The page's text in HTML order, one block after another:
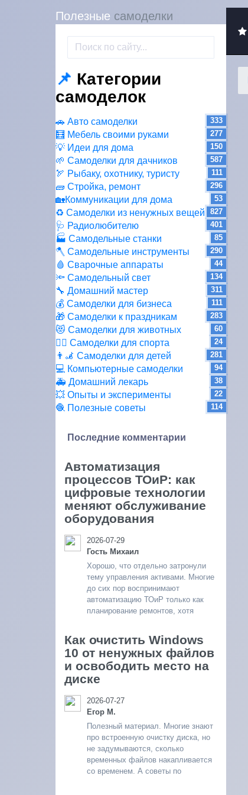
Полезные самоделки
📌 Категории
самоделок
🚗 Авто самоделки 333
🧮 Мебель своими руками 277
💡 Идеи для дома 150
🌱 Самоделки для дачников 587
🏹 Рыбаку, охотнику, туристу 111
🧱 Стройка, ремонт 296
🏡Коммуникации для дома 53
♻ Самоделки из ненужных вещей 827
🩺 Радиолюбителю 401
🏭 Самодельные станки 85
🪓 Самодельные инструменты 290
🩸 Сварочные аппараты 44
🔦 Самодельный свет 134
🔧 Домашний мастер 311
💰 Самоделки для бизнеса 111
🎁 Самоделки к праздникам 283
😻 Самоделки для животных 60
🏋️‍♀️ Самоделки для спорта 24
👨‍🦼 Самоделки для детей 281
💻 Компьютерные самоделки 94
🚑 Домашний лекарь 38
💥 Опыты и эксперименты 22
🧶 Полезные советы 114
Последние комментарии
Автоматизация
процессов ТОиР: как
цифровые технологии
меняют обслуживание
оборудования
2026-07-29
Гость Михаил
Хорошо, что отдельно затронули
тему управления активами. Многие
до сих пор воспринимают
автоматизацию ТОиР только как
планирование ремонтов, хотя
Как очистить Windows
10 от ненужных файлов
и освободить место на
диске
2026-07-27
Егор М.
Полезный материал. Многие знают
про встроенную очистку диска, но
не задумываются, сколько
временных файлов накапливается
со временем. А советы по